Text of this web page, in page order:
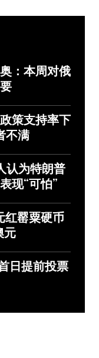
：本周对俄
策支持率下
不满
认为特朗普
现“可怕”
红罂粟硬币
元
日提前投票